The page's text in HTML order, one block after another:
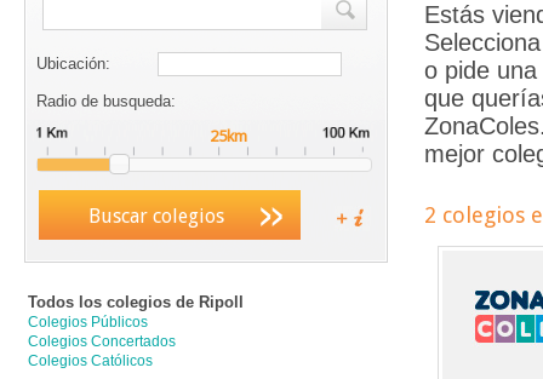
Ubicación:
Radio de busqueda:
Buscar colegios
Todos los colegios de Ripoll
Colegios Públicos
Colegios Concertados
Colegios Católicos
Estás
o pide
que
mejor
2 colegios